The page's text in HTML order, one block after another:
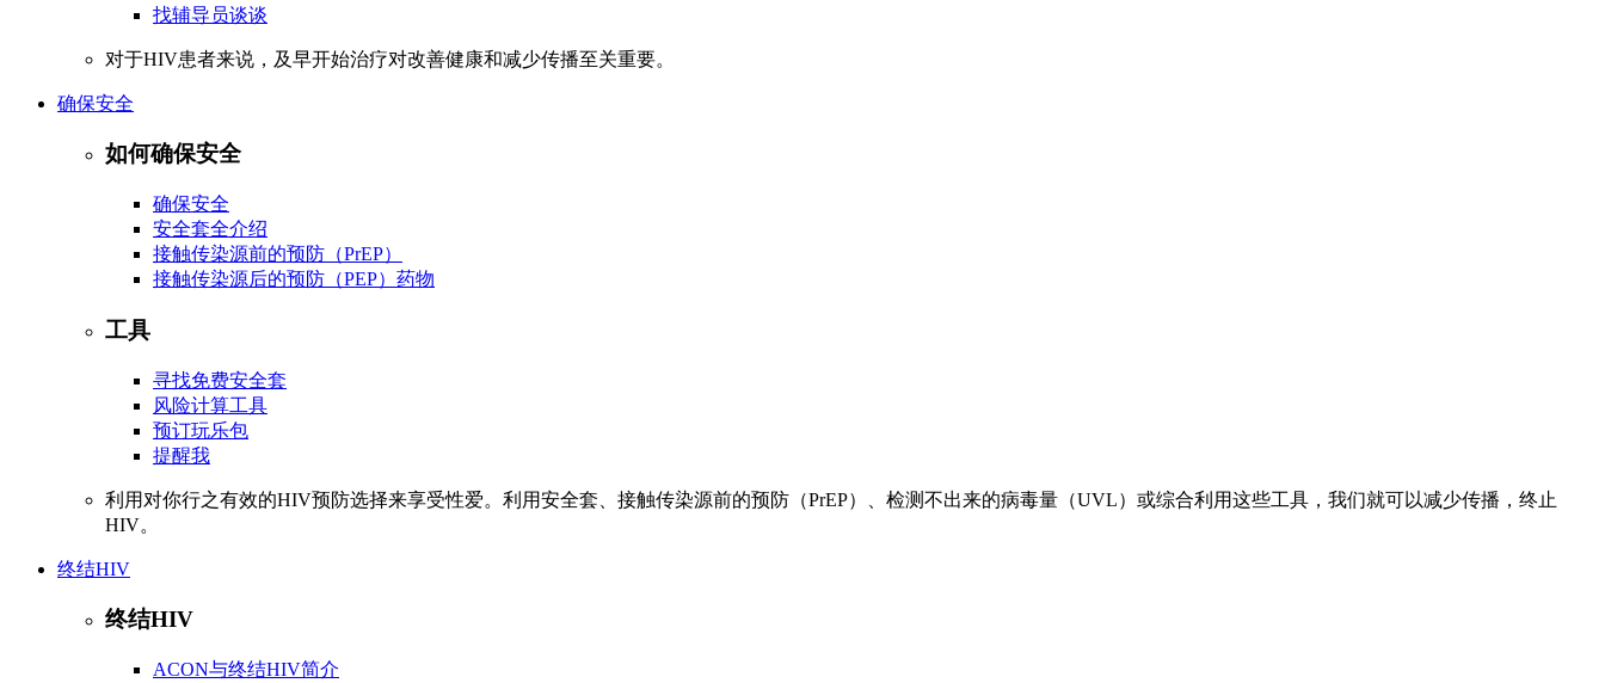
找辅导员谈谈
对于HIV患者来说，及早开始治疗对改善健康和减少传播至关重要。
确保安全
如何确保安全
确保安全
安全套全介绍
接触传染源前的预防（PrEP）
接触传染源后的预防（PEP）药物
工具
寻找免费安全套
风险计算工具
预订玩乐包
提醒我
利用对你行之有效的HIV预防选择来享受性爱。利用安全套、接触传染源前的预防（PrEP）、检测不出来的病毒量（UVL）或综合利用这些工具，我们就可以减少传播，终止
HIV。
终结HIV
终结HIV
ACON与终结HIV简介